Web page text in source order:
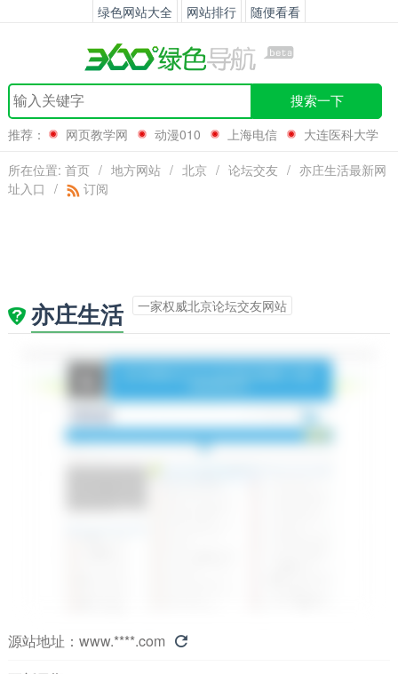
绿色网站大全 网站排行 随便看看
搜索一下
推荐： 网页教学网 动漫010 上海电信
大连医科大学
所在位置: 首页 / 地方网站 / 北京 / 论坛交友 / 亦庄生活最新网
址入口 / 订阅
亦庄生活 一家权威北京论坛交友网站
源站地址： www.****.com 